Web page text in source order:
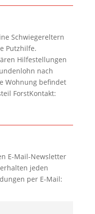
Schwiegereltern
Putzhilfe.
Hilfestellungen
nach
Wohnung befindet
ForstKontakt:
E-Mail-Newsletter
jeden
per E-Mail: